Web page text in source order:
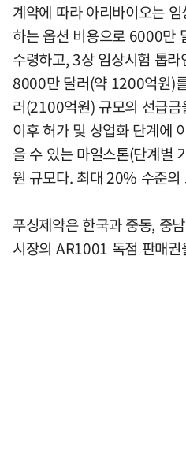
계약에 따라 아리바이오는
하는 옵션 비용으로 6000만
수령하고, 3상 임상시험 톱
8000만 달러(약 1200억원)
러(2100억원) 규모의 선급
이후 허가 및 상업화 단계에
을 수 있는 마일스톤(단계별
원 규모다. 최대 20% 수준의
푸싱제약은 한국과 중동, 중
시장의 AR1001 독점 판매권